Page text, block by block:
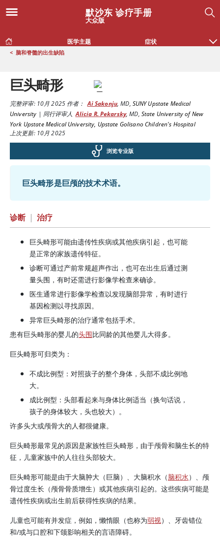
默沙东 诊疗手册
大众版
医学主题 症状
< 脑和脊髓的出生缺陷
巨头畸形
完整评审:10月 2025作者： Ai Sakonju,MD, SUNY Upstate Medical
University | 同行评审人 Alicia R. Pekarsky,MD, State University of New
York Upstate Medical University, Upstate Golisano Children's Hospital
上次更新: 10月 2025
浏览专业版
巨头畸形是巨颅的技术术语。
诊断 | 治疗
巨头畸形可能由遗传性疾病或其他疾病引起，也可能
是正常的家族遗传特征。
诊断可通过产前常规超声作出，也可在出生后通过测
量头围，有时还需进行影像学检查来确诊。
医生通常进行影像学检查以发现脑部异常，有时进行
基因检测以寻找原因。
异常巨头畸形的治疗通常包括手术。
患有巨头畸形的婴儿的头围比同龄的其他婴儿大得多。
巨头畸形可归类为：
不成比例型：对照孩子的整个身体，头部不成比例地
大。
成比例型：头部看起来与身体比例适当（换句话说，
孩子的身体较大，头也较大）。
许多头大或颅骨大的人都很健康。
巨头畸形最常见的原因是家族性巨头畸形，由于颅骨和脑生长的特
征，儿童家族中的人往往头部较大。
巨头畸形可能是由于大脑肿大（巨脑）、大脑积水（脑积水）、颅
骨过度生长（颅骨骨质增生）或其他疾病引起的。这些疾病可能是
遗传性疾病或出生前后获得性疾病的结果。
儿童也可能有并发症，例如，懒惰眼（也称为弱视）、牙齿错位
和/或与口腔和下颌影响相关的言语障碍。